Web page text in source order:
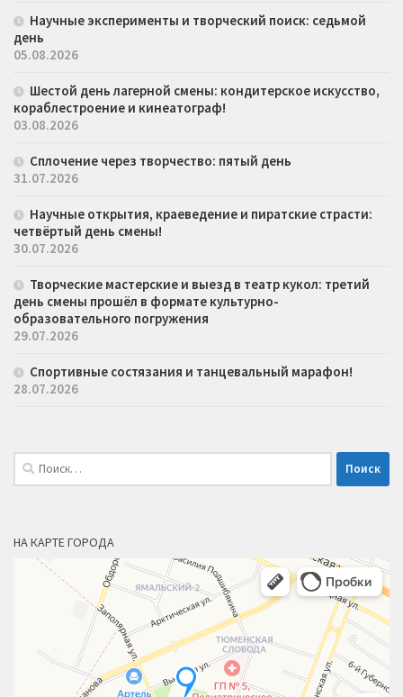
Научные эксперименты и творческий поиск: седьмой
день
05.08.2026
Шестой день лагерной смены: кондитерское искусство,
кораблестроение и кинеатограф!
03.08.2026
Сплочение через творчество: пятый день
31.07.2026
Научные открытия, краеведение и пиратские страсти:
четвёртый день смены!
30.07.2026
Творческие мастерские и выезд в театр кукол: третий
день смены прошёл в формате культурно-
образовательного погружения
29.07.2026
Спортивные состязания и танцевальный марафон!
28.07.2026
Найти:
НА КАРТЕ ГОРОДА